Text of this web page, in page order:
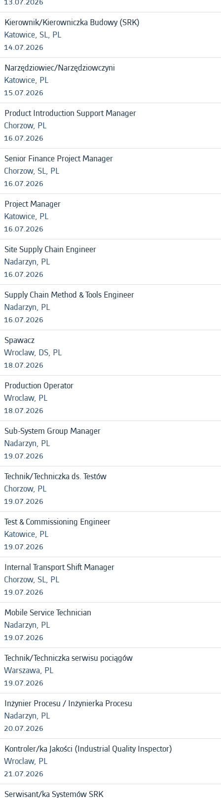
Kierownik/Kierowniczka Budowy (SRK)
Katowice, SL, PL
14.07.2026
Narzędziowiec/Narzędziowczyni
Katowice, PL
15.07.2026
Product Introduction Support Manager
Chorzow, PL
16.07.2026
Senior Finance Project Manager
Chorzow, SL, PL
16.07.2026
Project Manager
Katowice, PL
16.07.2026
Site Supply Chain Engineer
Nadarzyn, PL
16.07.2026
Supply Chain Method & Tools Engineer
Nadarzyn, PL
16.07.2026
Spawacz
Wroclaw, DS, PL
18.07.2026
Production Operator
Wroclaw, PL
18.07.2026
Sub-System Group Manager
Nadarzyn, PL
19.07.2026
Technik/Techniczka ds. Testów
Chorzow, PL
19.07.2026
Test & Commissioning Engineer
Katowice, PL
19.07.2026
Internal Transport Shift Manager
Chorzow, SL, PL
19.07.2026
Mobile Service Technician
Nadarzyn, PL
19.07.2026
Technik/Techniczka serwisu pociągów
Warszawa, PL
19.07.2026
Inżynier Procesu / Inżynierka Procesu
Nadarzyn, PL
20.07.2026
Kontroler/ka Jakości (Industrial Quality Inspector)
Wroclaw, PL
21.07.2026
Serwisant/ka Systemów SRK